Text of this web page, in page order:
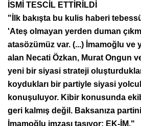
İSMİ TESCİL ETTİRİLDİ
"İlk bakışta bu kulis haberi
'Ateş olmayan yerden duman
atasözümüz var. (...) İmamoğlu ve
alan Necati Özkan, Murat Ongun
yeni bir siyasi strateji
koydukları bir partiyle siyasi
konuşuluyor. Kibir konusunda
geri kalmış değil. Baksanıza
İmamoğlu imzası taşıyor: EK-İM."